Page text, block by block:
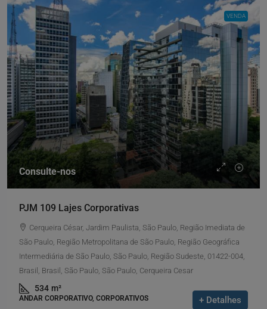
VENDA
Consulte-nos
PJM 109 Lajes Corporativas
Cerqueira César, Jardim Paulista, São Paulo, Região Imediata de
São Paulo, Região Metropolitana de São Paulo, Região Geográfica
Intermediária de São Paulo, São Paulo, Região Sudeste, 01422-004,
Brasil, Brasil, São Paulo, São Paulo, Cerqueira Cesar
534 m²
ANDAR CORPORATIVO, CORPORATIVOS + Detalhes